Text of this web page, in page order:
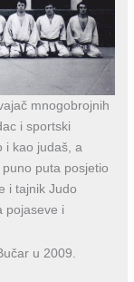
mnogobrojnih
i sportski
i kao judaš, a
puta posjetio
i tajnik Judo
pojaseve i
u 2009.